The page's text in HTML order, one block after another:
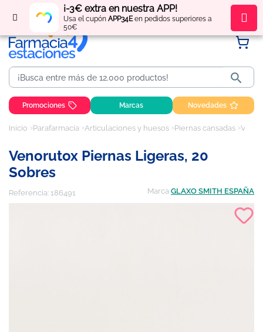
¡-3€ extra en nuestra APP!
Usa el cupón APP34Een pedidos superiores a
50€
Regístratey obténpuntos por tus compras

Promociones Marcas Novedades
Inicio Parafarmacia Articulaciones y huesos Piernas cansadas
Venorutox Piernas Ligeras, 20
Sobres
Referencia: 186491 Marca GLAXO SMITH ESPAÑA